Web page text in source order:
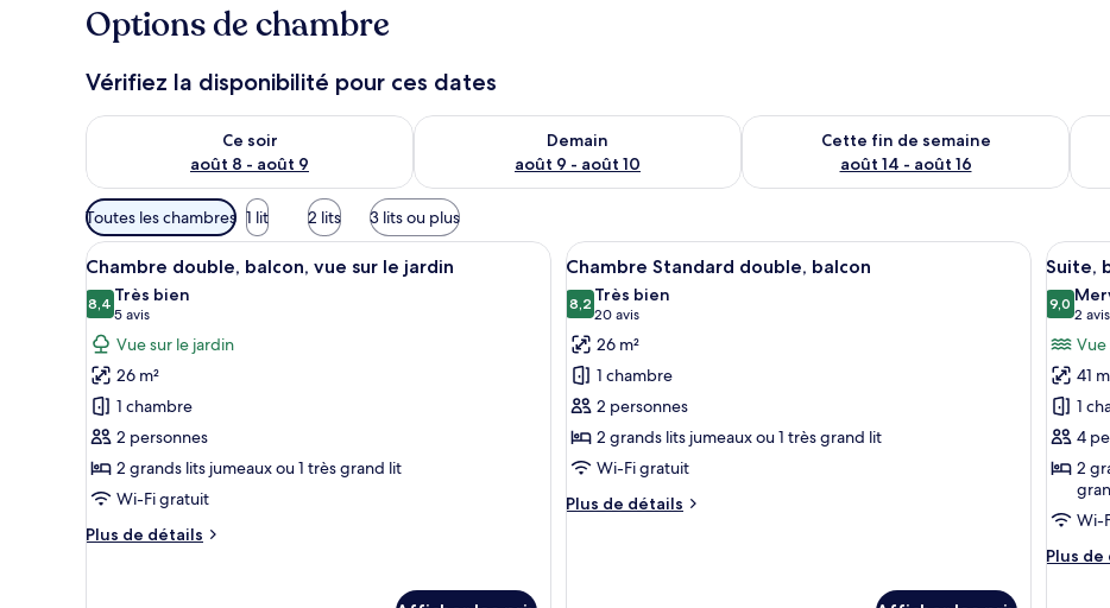
Options de chambre
Vérifiez la disponibilité pour ces dates
Ce soir
août 8 - août 9
Vérifier la disponibilité pour ce soir août 8 - août 9
Demain
août 9 - août 10
Vérifier la disponibilité pour demain août 9 - août 10
Cette fin de semaine
août 14 - août 16
Vérifier la disponibilité pour cette fin de
Filtres
disponibles
pour
les
chambres
Toutes les chambres 1 lit 2 lits 3 lits ou plus
Afficher
toutes
les
photos
pour
ce
type
de
chambre :
Chambre
double,
Une chambre d’hôtel équipée d’un lit, d’une table de chevet, d’un bureau et d’une télévision.
6
Chambre double, balcon, vue sur le jardin
8,48,4 sur 10
Très bien
5 avis
(5 avis)
Vue sur le jardin
26 m²
1 chambre
2 personnes
2 grands lits jumeaux ou 1 très grand lit
Wi-Fi gratuit
Plus de détails
Plus
Afficher
toutes
les
photos
pour
ce
type
de
chambre :
Chambre
Une chambre d’hôtel avec un grand lit, un
6
Chambre Standard double, balcon
8,28,2 sur 10
Très bien
20 avis
(20 avis)
26 m²
1 chambre
2 personnes
2 grands lits jumeaux ou 1 très grand lit
Wi-Fi gratuit
Plus de détails
Plus
les
pour
ce
type
de
Suite,
vue
5
Suite,
9,09,0 sur
2 avis
(2
Vue
41
1
4
2
Wi-
Plus
Plus